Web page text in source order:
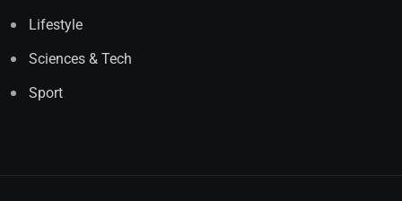
Lifestyle
Sciences & Tech
Sport